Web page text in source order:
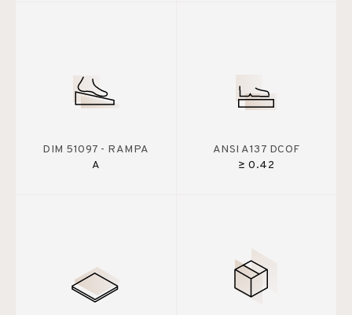
DIM 51097 - RAMPA
A
ANSI A137 DCOF
≥ 0.42